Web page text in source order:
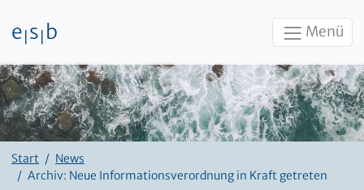
Zum Inhalt
e s b Menü
Start
News
Archiv: Neue Informationsverordnung in Kraft getreten